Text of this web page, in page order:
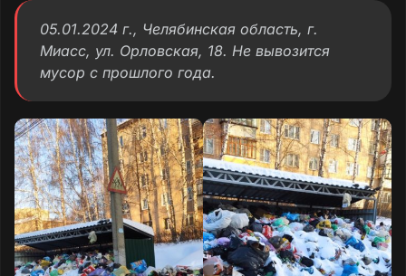
05.01.2024 г., Челябинская область, г.
Миасс, ул. Орловская, 18. Не вывозится
мусор с прошлого года.